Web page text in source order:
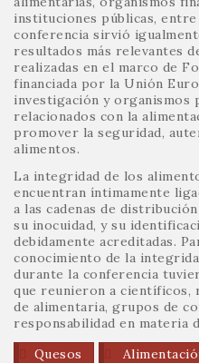
instituciones públicas,
conferencia sirvió
resultados más relevantes
realizadas en el marco de
financiada por la Unión
investigación y organismos
relacionados con la
promover la seguridad,
alimentos.
La integridad de los
encuentran íntimamente
a las cadenas de
su inocuidad, y su
debidamente acreditadas.
conocimiento de la
durante la conferencia
que reunieron a científicos,
de alimentaria, grupos de
responsabilidad en materia
Quesos